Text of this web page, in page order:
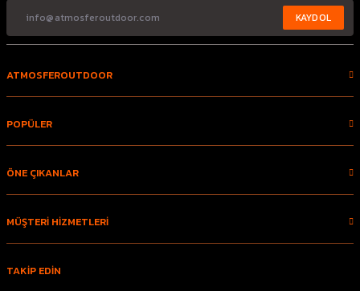
KAYDOL
ATMOSFEROUTDOOR
POPÜLER
ÖNE ÇIKANLAR
MÜŞTERİ HİZMETLERİ
TAKİP EDİN